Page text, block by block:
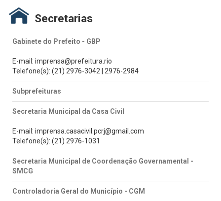
Secretarias
Gabinete do Prefeito - GBP
E-mail: imprensa@prefeitura.rio
Telefone(s): (21) 2976-3042 | 2976-2984
Subprefeituras
Secretaria Municipal da Casa Civil
E-mail: imprensa.casacivil.pcrj@gmail.com
Telefone(s): (21) 2976-1031
Secretaria Municipal de Coordenação Governamental -
SMCG
Controladoria Geral do Município - CGM